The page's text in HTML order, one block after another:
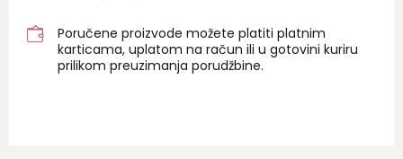
Poručene proizvode možete platiti platnim
karticama, uplatom na račun ili u gotovini kuriru
prilikom preuzimanja porudžbine.